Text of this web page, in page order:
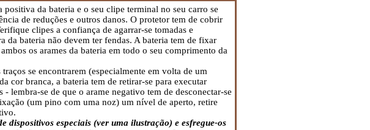
da bateria e o seu clipe terminal no seu carro se
de reduções e outros danos. O protetor tem de cobrir
clipes a confiança de agarrar-se tomadas e
da bateria não devem ter fendas. A bateria tem de fixar
os arames da bateria em todo o seu comprimento da
se encontrarem (especialmente em volta de um
cor branca, a bateria tem de retirar-se para executar
lembra-se de que o arame negativo tem de desconectar-se
(um pino com uma noz) um nível de aperto, retire
dispositivos especiais (ver uma ilustração) e esfregue-os